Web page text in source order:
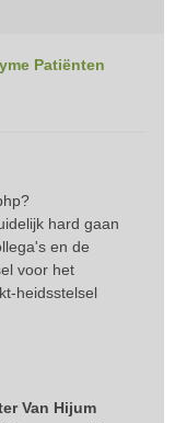
Patiënten
hard gaan
en de
voor het
heidsstelsel
Van Hijum